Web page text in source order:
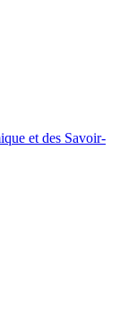
et des Savoir-